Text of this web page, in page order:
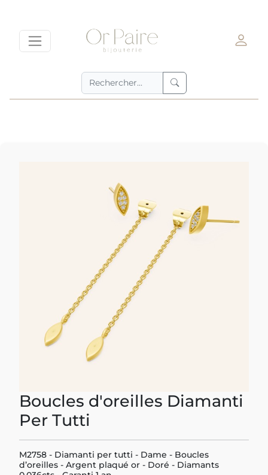
Boucles d'oreilles Diamanti
Per Tutti
M2758 - Diamanti per tutti - Dame - Boucles
d’oreilles - Argent plaqué or - Doré - Diamants